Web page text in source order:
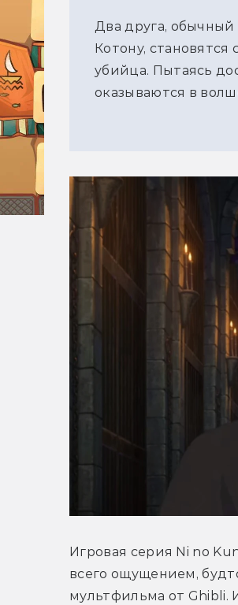
Два друга,
Котону,
убийца. Пытаясь
оказываются в
Игровая серия Ni no
всего ощущением,
мультфильма от Ghibli.